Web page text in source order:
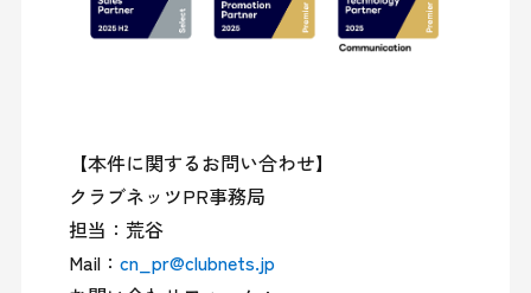
【本件に関するお問い合わせ】
クラブネッツPR事務局
担当：荒谷
Mail： cn_pr@clubnets.jp